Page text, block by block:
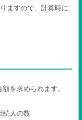
ますので、計算時に
を求められます。
続人の数